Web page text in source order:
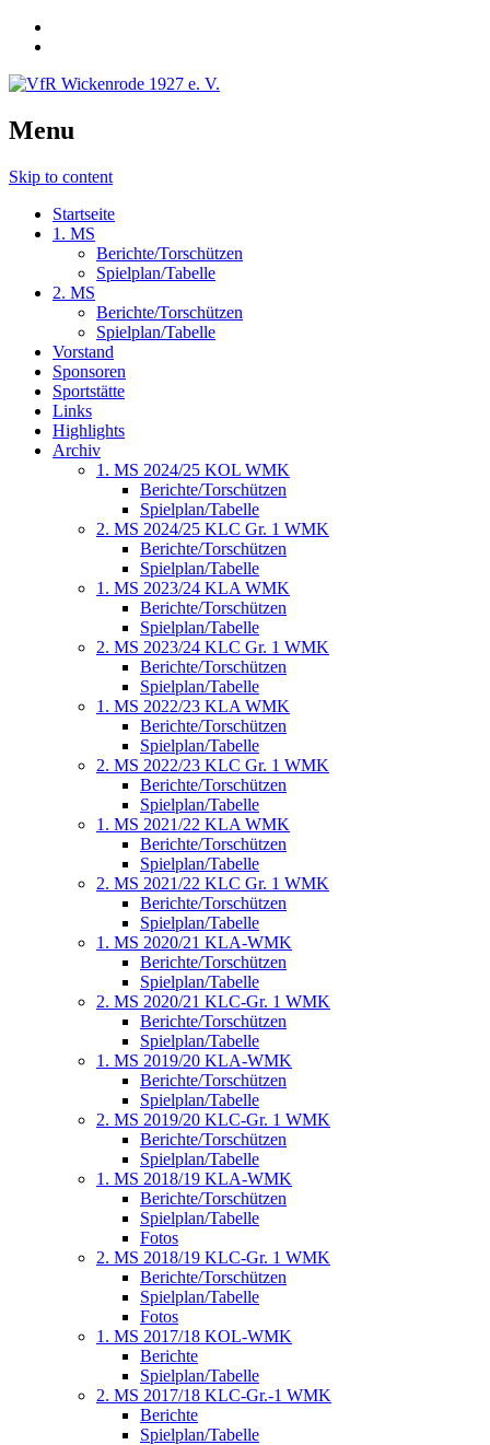
Menu
Skip to content
Startseite
1. MS
Berichte/Torschützen
Spielplan/Tabelle
2. MS
Berichte/Torschützen
Spielplan/Tabelle
Vorstand
Sponsoren
Sportstätte
Links
Highlights
Archiv
1. MS 2024/25 KOL WMK
Berichte/Torschützen
Spielplan/Tabelle
2. MS 2024/25 KLC Gr. 1 WMK
Berichte/Torschützen
Spielplan/Tabelle
1. MS 2023/24 KLA WMK
Berichte/Torschützen
Spielplan/Tabelle
2. MS 2023/24 KLC Gr. 1 WMK
Berichte/Torschützen
Spielplan/Tabelle
1. MS 2022/23 KLA WMK
Berichte/Torschützen
Spielplan/Tabelle
2. MS 2022/23 KLC Gr. 1 WMK
Berichte/Torschützen
Spielplan/Tabelle
1. MS 2021/22 KLA WMK
Berichte/Torschützen
Spielplan/Tabelle
2. MS 2021/22 KLC Gr. 1 WMK
Berichte/Torschützen
Spielplan/Tabelle
1. MS 2020/21 KLA-WMK
Berichte/Torschützen
Spielplan/Tabelle
2. MS 2020/21 KLC-Gr. 1 WMK
Berichte/Torschützen
Spielplan/Tabelle
1. MS 2019/20 KLA-WMK
Berichte/Torschützen
Spielplan/Tabelle
2. MS 2019/20 KLC-Gr. 1 WMK
Berichte/Torschützen
Spielplan/Tabelle
1. MS 2018/19 KLA-WMK
Berichte/Torschützen
Spielplan/Tabelle
Fotos
2. MS 2018/19 KLC-Gr. 1 WMK
Berichte/Torschützen
Spielplan/Tabelle
Fotos
1. MS 2017/18 KOL-WMK
Berichte
Spielplan/Tabelle
2. MS 2017/18 KLC-Gr.-1 WMK
Berichte
Spielplan/Tabelle